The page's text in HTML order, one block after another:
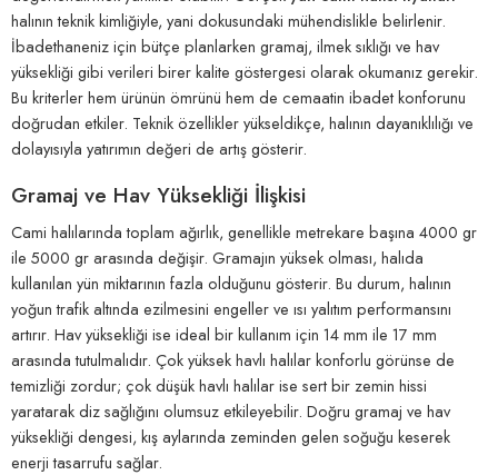
halının teknik kimliğiyle, yani dokusundaki mühendislikle belirlenir.
İbadethaneniz için bütçe planlarken gramaj, ilmek sıklığı ve hav
yüksekliği gibi verileri birer kalite göstergesi olarak okumanız gerekir.
Bu kriterler hem ürünün ömrünü hem de cemaatin ibadet konforunu
doğrudan etkiler. Teknik özellikler yükseldikçe, halının dayanıklılığı ve
dolayısıyla yatırımın değeri de artış gösterir.
Gramaj ve Hav Yüksekliği İlişkisi
Cami halılarında toplam ağırlık, genellikle metrekare başına 4000 gr
ile 5000 gr arasında değişir. Gramajın yüksek olması, halıda
kullanılan yün miktarının fazla olduğunu gösterir. Bu durum, halının
yoğun trafik altında ezilmesini engeller ve ısı yalıtım performansını
artırır. Hav yüksekliği ise ideal bir kullanım için 14 mm ile 17 mm
arasında tutulmalıdır. Çok yüksek havlı halılar konforlu görünse de
temizliği zordur; çok düşük havlı halılar ise sert bir zemin hissi
yaratarak diz sağlığını olumsuz etkileyebilir. Doğru gramaj ve hav
yüksekliği dengesi, kış aylarında zeminden gelen soğuğu keserek
enerji tasarrufu sağlar.